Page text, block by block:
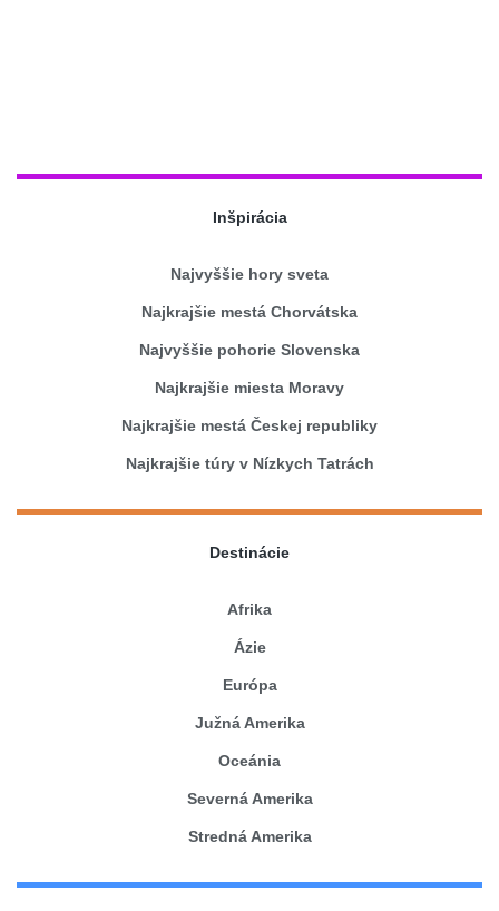
Inšpirácia
Najvyššie hory sveta
Najkrajšie mestá Chorvátska
Najvyššie pohorie Slovenska
Najkrajšie miesta Moravy
Najkrajšie mestá Českej republiky
Najkrajšie túry v Nízkych Tatrách
Destinácie
Afrika
Ázie
Európa
Južná Amerika
Oceánia
Severná Amerika
Stredná Amerika